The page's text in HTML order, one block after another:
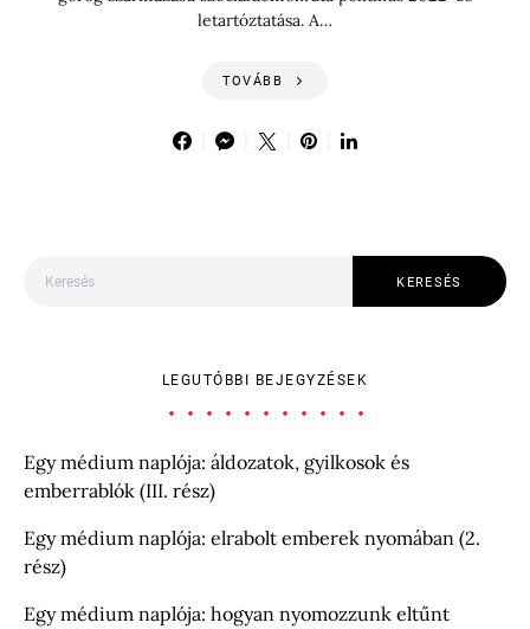
letartóztatása. A…
TOVÁBB
KERESÉS
LEGUTÓBBI BEJEGYZÉSEK
Egy médium naplója: áldozatok, gyilkosok és
emberrablók (III. rész)
Egy médium naplója: elrabolt emberek nyomában (2.
rész)
Egy médium naplója: hogyan nyomozzunk eltűnt